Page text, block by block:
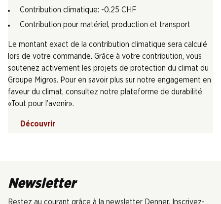
Contribution climatique: -0.25 CHF
Contribution pour matériel, production et transport
Le montant exact de la contribution climatique sera calculé
lors de votre commande. Grâce à votre contribution, vous
soutenez activement les projets de protection du climat du
Groupe Migros. Pour en savoir plus sur notre engagement en
faveur du climat, consultez notre plateforme de durabilité
«Tout pour l’avenir».
Découvrir
Newsletter
Restez au courant grâce à la newsletter Denner. Inscrivez-